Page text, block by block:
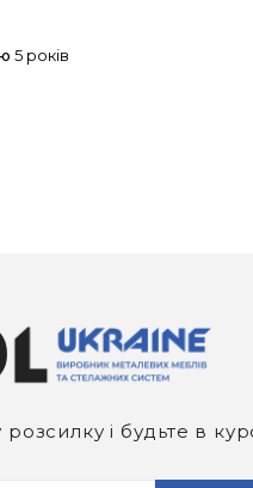
5 років
і будьте в